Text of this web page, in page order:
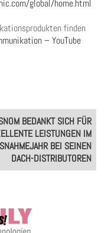
global/home.html
finden
– YouTube
BEDANKT SICH FÜR
LEISTUNGEN IM
BEI SEINEN
DACH-DISTRIBUTOREN